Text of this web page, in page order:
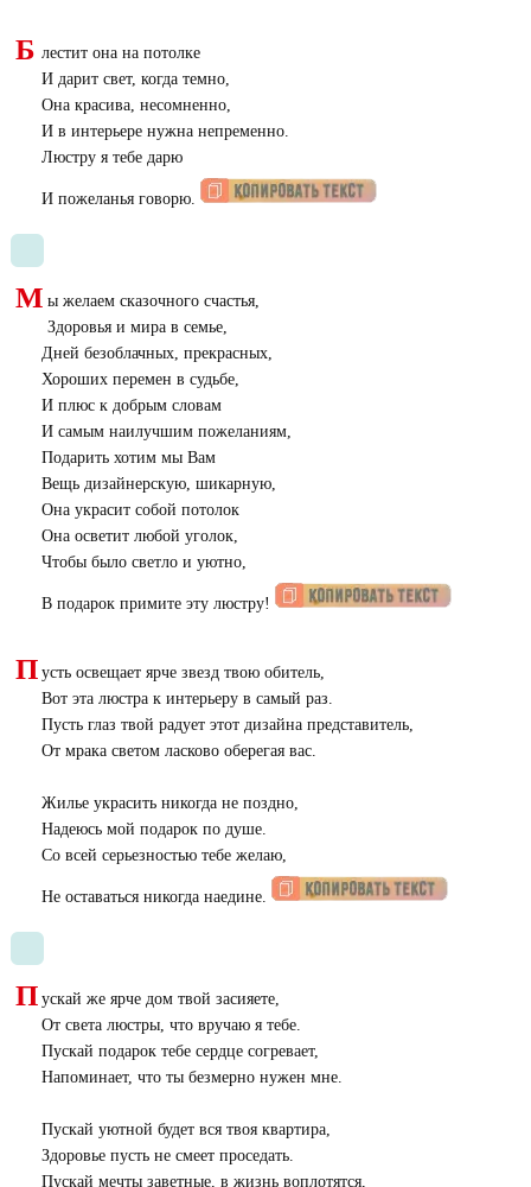
Б лестит она на потолке
И дарит свет, когда темно,
Она красива, несомненно,
И в интерьере нужна непременно.
Люстру я тебе дарю
И пожеланья говорю.
М ы желаем сказочного счастья,
Здоровья и мира в семье,
Дней безоблачных, прекрасных,
Хороших перемен в судьбе,
И плюс к добрым словам
И самым наилучшим пожеланиям,
Подарить хотим мы Вам
Вещь дизайнерскую, шикарную,
Она украсит собой потолок
Она осветит любой уголок,
Чтобы было светло и уютно,
В подарок примите эту люстру!
П усть освещает ярче звезд твою обитель,
Вот эта люстра к интерьеру в самый раз.
Пусть глаз твой радует этот дизайна представитель,
От мрака светом ласково оберегая вас.
Жилье украсить никогда не поздно,
Надеюсь мой подарок по душе.
Со всей серьезностью тебе желаю,
Не оставаться никогда наедине.
П ускай же ярче дом твой засияете,
От света люстры, что вручаю я тебе.
Пускай подарок тебе сердце согревает,
Напоминает, что ты безмерно нужен мне.
Пускай уютной будет вся твоя квартира,
Здоровье пусть не смеет проседать.
Пускай мечты заветные, в жизнь воплотятся,